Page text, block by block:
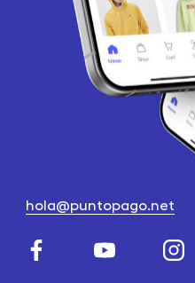
hola@puntopago.net